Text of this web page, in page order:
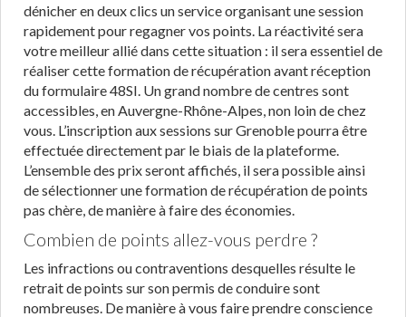
dénicher en deux clics un service organisant une session
rapidement pour regagner vos points. La réactivité sera
votre meilleur allié dans cette situation : il sera essentiel de
réaliser cette formation de récupération avant réception
du formulaire 48SI. Un grand nombre de centres sont
accessibles, en Auvergne-Rhône-Alpes, non loin de chez
vous. L’inscription aux sessions sur Grenoble pourra être
effectuée directement par le biais de la plateforme.
L’ensemble des prix seront affichés, il sera possible ainsi
de sélectionner une formation de récupération de points
pas chère, de manière à faire des économies.
Combien de points allez-vous perdre ?
Les infractions ou contraventions desquelles résulte le
retrait de points sur son permis de conduire sont
nombreuses. De manière à vous faire prendre conscience